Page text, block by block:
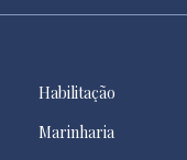
Habilitação
Marinharia